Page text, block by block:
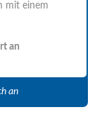
mit einem
an
an